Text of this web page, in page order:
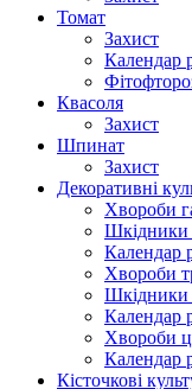
Томат
Захист
Календар
Квасоля
Захист
Шпинат
Захист
Декоративні
Хвороби
Шкідники
Календар
Хвороби
Шкідники
Календар
Хвороби
Календар
Кісточкові